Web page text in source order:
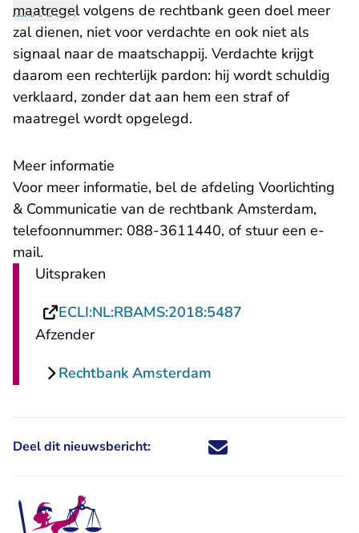
maatregelvolgens de rechtbank geen doel meer
zal dienen, niet voor verdachte en ook niet als
signaal naar de maatschappij. Verdachte krijgt
daarom een rechterlijk pardon: hij wordt schuldig
verklaard, zonder dat aan hem een straf of
maatregel wordt opgelegd.
Meer informatie
Voor meer informatie, bel de afdeling Voorlichting
& Communicatie van de rechtbank Amsterdam,
telefoonnummer: 088-3611440, of stuur een e-
mail- U verlaat Rechtspraak.nl
.
Uitspraken
ECLI:NL:RBAMS:2018:5487
Afzender
Rechtbank Amsterdam
Deel dit nieuwsbericht: Deel dit nieuwsbericht via X -
Deel dit nieuwsbericht via
Deel dit nieuwsbericht
Deel dit